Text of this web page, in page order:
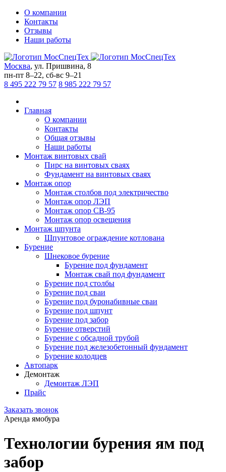
О компании
Контакты
Отзывы
Наши работы
Москва, ул. Пришвина, 8
пн-пт 8–22, сб-вс 9–21
8 495 222 79 57 8 985 222 79 57
Главная
О компании
Контакты
Общая отзывы
Наши работы
Монтаж винтовых свай
Пирс на винтовых сваях
Фундамент на винтовых сваях
Монтаж опор
Монтаж столбов под электричество
Монтаж опор ЛЭП
Монтаж опор СВ-95
Монтаж опор освещения
Монтаж шпунта
Шпунтовое ограждение котлована
Бурение
Шнековое бурение
Бурение под фундамент
Монтаж свай под фундамент
Бурение под столбы
Бурение под сваи
Бурение под буронабивные сваи
Бурение под шпунт
Бурение под забор
Бурение отверстий
Бурение с обсадной трубой
Бурение под железобетонный фундамент
Бурение колодцев
Автопарк
Демонтаж
Демонтаж ЛЭП
Прайс
Заказать звонок
Аренда ямобура
Технологии бурения ям под
забор